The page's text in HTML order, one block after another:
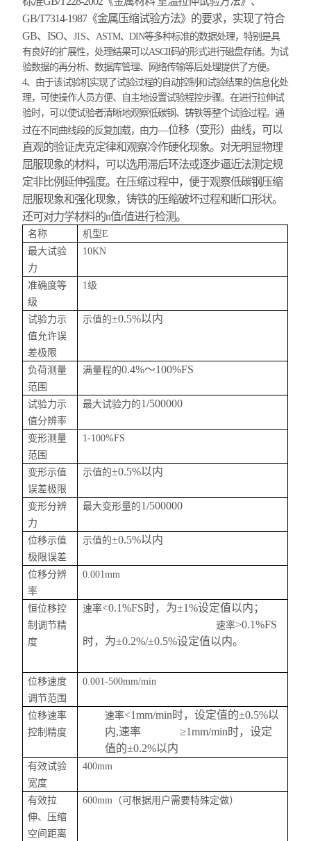
GB/T7314-1987《金属压缩试验方法》的要求，实现了符合
GB、ISO、JIS、ASTM、DIN等多种标准的数据处理，特别是具
有良好的扩展性，处理结果可以ASCII码的形式进行磁盘存储。为试
验数据的再分析、数据库管理、网络传输等后处理提供了方便。
4、 由于该试验机实现了试验过程的自动控制和试验结果的信息化处
理，可使操作人员方便、自主地设置试验程控步骤。在进行拉伸试
验时，可以使试验者清晰地观察低碳钢、铸铁等整个试验过程。通
过在不同曲线段的反复加载，由力—位移（变形）曲线，可以
直观的验证虎克定律和观察冷作硬化现象。对无明显物理
屈服现象的材料，可以选用滞后环法或逐步逼近法测定规
定非比例延伸强度。在压缩过程中，便于观察低碳钢压缩
屈服现象和强化现象，铸铁的压缩破坏过程和断口形状。
还可对力学材料的n值r值进行检测。
名称 机型E
最大试验
力
10KN
准确度等
级
1级
试验力示
值允许误
差极限
示值的±0.5%以内
负荷测量
范围
满量程的0.4%～100%FS
试验力示
值分辨率
最大试验力的1/500000
变形测量
范围
1-100%FS
变形示值
误差极限
示值的±0.5%以内
变形分辨
力
最大变形量的1/500000
位移示值
极限误差
示值的±0.5%以内
位移分辨
率
0.001mm
恒位移控
制调节精
度
速率<0.1%FS时，为±1%设定值以内；
速率>0.1%FS
时，为±0.2%/±0.5%设定值以内。
位移速度
调节范围
0.001-500mm/min
位移速率
控制精度
速率<1mm/min时，设定值的±0.5%以
内,速率 ≥1mm/min时，设定
值的±0.2%以内
有效试验
宽度
400mm
有效拉
伸、压缩
空间距离
600mm（可根据用户需要特殊定做）